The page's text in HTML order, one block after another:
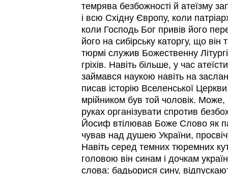
темрява безбожності й атеїзму
і всю Східну Європу, коли
коли Господь Бог привів його
його на сибірську каторгу, що він
тюрмі служив Божественну
гріхів. Навіть більше, у час
займався наукою навіть на
писав історію Вселенської
мрійником був той чоловік.
руках організувати спротив
Йосиф втілював Боже Слово як
чував над душею України,
Навіть серед темних тюремних
головою він синам і дочкам
слова: бадьорися сину,